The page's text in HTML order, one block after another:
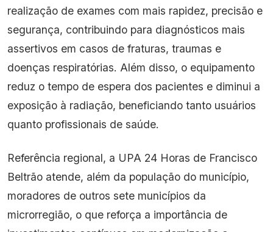
realização de exames com mais rapidez, precisão e
segurança, contribuindo para diagnósticos mais
assertivos em casos de fraturas, traumas e
doenças respiratórias. Além disso, o equipamento
reduz o tempo de espera dos pacientes e diminui a
exposição à radiação, beneficiando tanto usuários
quanto profissionais de saúde.
Referência regional, a UPA 24 Horas de Francisco
Beltrão atende, além da população do município,
moradores de outros sete municípios da
microrregião, o que reforça a importância de